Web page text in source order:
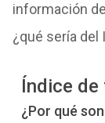
información de
¿qué sería de
Índice de
¿Por qué